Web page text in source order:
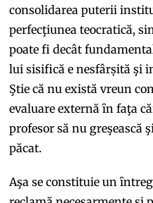
consolidarea puterii
perfecţiunea teocratică,
poate fi decât
lui sisifică e nesfârșită şi
Ştie că nu există vreun
evaluare externă ȋn faţa
profesor să nu greşească
păcat.
Aşa se constituie un